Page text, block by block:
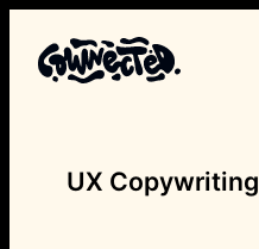
content
UX Copywriting